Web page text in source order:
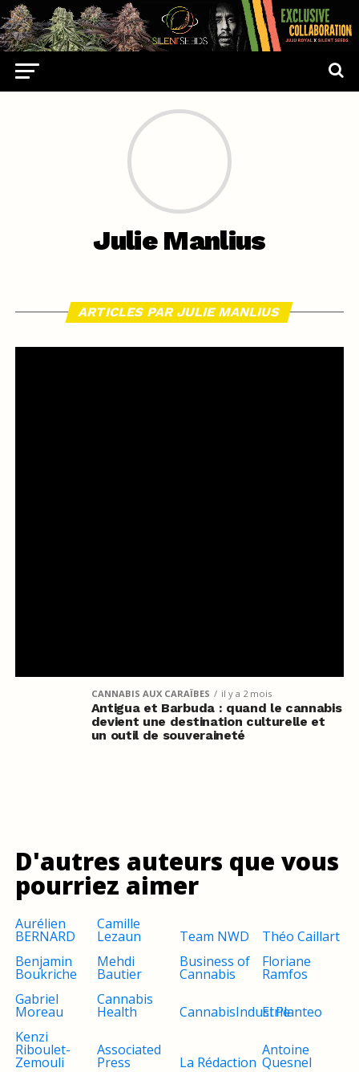
Julie Manlius
ARTICLES PAR JULIE MANLIUS
CANNABIS AUX CARAÏBES il y a 2 mois
Antigua et Barbuda : quand le cannabis
devient une destination culturelle et
un outil de souveraineté
D'autres auteurs que vous
pourriez aimer
Aurélien
BERNARD
Camille
Lezaun Team NWD
Théo Caillart
Benjamin
Boukriche
Mehdi
Bautier
Business of
Cannabis
Floriane
Ramfos
Gabriel
Moreau
Cannabis
Health CannabisIndustrieEl Planteo
Kenzi
Riboulet-
Zemouli
Associated
Press La Rédaction
Antoine
Quesnel